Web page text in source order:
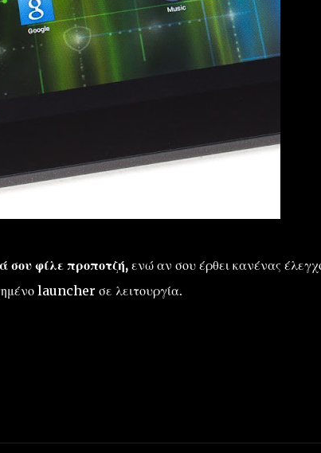
σου φίλε προποτζή,ενώ αν σου έρθει κανένας
launcher σε λειτουργία.